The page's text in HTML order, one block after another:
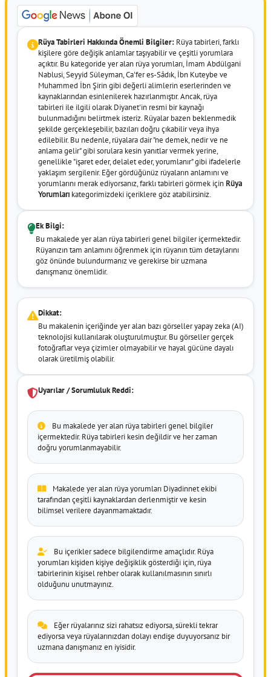
Rüya Tabirleri Hakkında Önemli Bilgiler: Rüya tabirleri, farklı
kişilere göre değişik anlamlar taşıyabilir ve çeşitli yorumlara
açıktır. Bu kategoride yer alan rüya yorumları, İmam Abdülgani
Nablusi, Seyyid Süleyman, Ca'fer es-Sâdık, İbn Kuteybe ve
Muhammed İbn Şirin gibi değerli alimlerin eserlerinden ve
kaynaklarından esinlenilerek hazırlanmıştır. Ancak, rüya
tabirleri ile ilgili olarak Diyanet'in resmi bir kaynağı
bulunmadığını belirtmek isteriz. Rüyalar bazen beklenmedik
şekilde gerçekleşebilir, bazıları doğru çıkabilir veya ihya
edilebilir. Bu nedenle, rüyalara dair "ne demek, nedir ve ne
anlama gelir" gibi sorulara kesin yanıtlar vermek yerine,
genellikle "işaret eder, delalet eder, yorumlanır" gibi ifadelerle
yaklaşım sergilenir. Eğer gördüğünüz rüyaların anlamını ve
yorumlarını merak ediyorsanız, farklı tabirleri görmek için Rüya
Yorumları kategorimizdeki içeriklere göz atabilirsiniz.
Ek Bilgi:
Bu makalede yer alan rüya tabirleri genel bilgiler içermektedir.
Rüyanızın tam anlamını öğrenmek için rüyanın tüm detaylarını
göz önünde bulundurmanız ve gerekirse bir uzmana
danışmanız önemlidir.
Dikkat:
Bu makalenin içeriğinde yer alan bazı görseller yapay zeka (AI)
teknolojisi kullanılarak oluşturulmuştur. Bu görseller gerçek
fotoğraflar veya çizimler olmayabilir ve hayal gücüne dayalı
olarak üretilmiş olabilir.
Uyarılar / Sorumluluk Reddi:
Bu makalede yer alan rüya tabirleri genel bilgiler
içermektedir. Rüya tabirleri kesin değildir ve her zaman
doğru yorumlanmayabilir.
Makalede yer alan rüya yorumları Diyadinnet ekibi
tarafından çeşitli kaynaklardan derlenmiştir ve kesin
bilimsel verilere dayanmamaktadır.
Bu içerikler sadece bilgilendirme amaçlıdır. Rüya
yorumları kişiden kişiye değişiklik gösterdiği için, rüya
tabirlerinin kişisel rehber olarak kullanılmasının sınırlı
olduğunu unutmayınız.
Eğer rüyalarınız sizi rahatsız ediyorsa, sürekli tekrar
ediyorsa veya rüyalarınızdan dolayı endişe duyuyorsanız bir
uzmana danışmanız en iyisidir.